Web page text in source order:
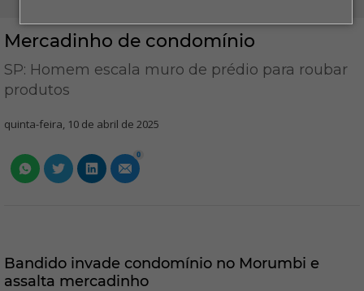
Mercadinho de condomínio
SP: Homem escala muro de prédio para roubar
produtos
quinta-feira, 10 de abril de 2025
0
Bandido invade condomínio no Morumbi e
assalta mercadinho